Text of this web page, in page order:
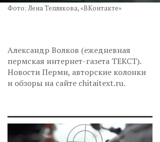
Фото: Лена Теплякова, «ВКонтакте»
Александр Волков (ежедневная
пермская интернет-газета ТЕКСТ).
Новости Перми, авторские колонки
и обзоры на сайте chitaitext.ru.